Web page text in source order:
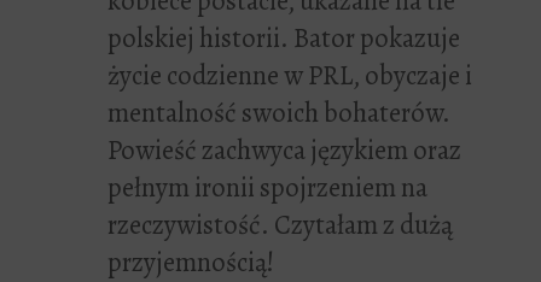
polskiej historii. Bator pokazuje
życie codzienne w PRL, obyczaje i
mentalność swoich bohaterów.
Powieść zachwyca językiem oraz
pełnym ironii spojrzeniem na
rzeczywistość. Czytałam z dużą
przyjemnością!